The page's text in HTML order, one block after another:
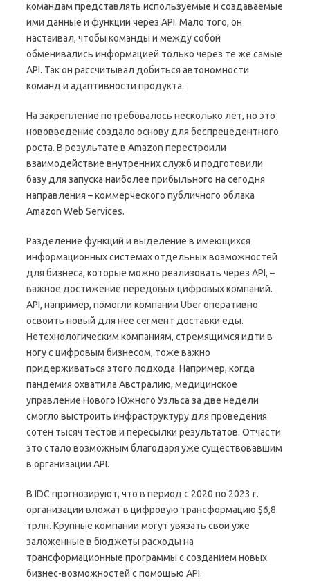
командам представлять используемые и создаваемые
ими данные и функции через API. Мало того, он
настаивал, чтобы команды и между собой
обменивались информацией только через те же самые
API. Так он рассчитывал добиться автономности
команд и адаптивности продукта.
На закрепление потребовалось несколько лет, но это
нововведение создало основу для беспрецедентного
роста. В результате в Amazon перестроили
взаимодействие внутренних служб и подготовили
базу для запуска наиболее прибыльного на сегодня
направления – коммерческого публичного облака
Amazon Web Services.
Разделение функций и выделение в имеющихся
информационных системах отдельных возможностей
для бизнеса, которые можно реализовать через API, –
важное достижение передовых цифровых компаний.
API, например, помогли компании Uber оперативно
освоить новый для нее сегмент доставки еды.
Нетехнологическим компаниям, стремящимся идти в
ногу с цифровым бизнесом, тоже важно
придерживаться этого подхода. Например, когда
пандемия охватила Австралию, медицинское
управление Нового Южного Уэльса за две недели
смогло выстроить инфраструктуру для проведения
сотен тысяч тестов и пересылки результатов. Отчасти
это стало возможным благодаря уже существовавшим
в организации API.
В IDC прогнозируют, что в период с 2020 по 2023 г.
организации вложат в цифровую трансформацию $6,8
трлн. Крупные компании могут увязать свои уже
заложенные в бюджеты расходы на
трансформационные программы с созданием новых
бизнес-возможностей с помощью API.